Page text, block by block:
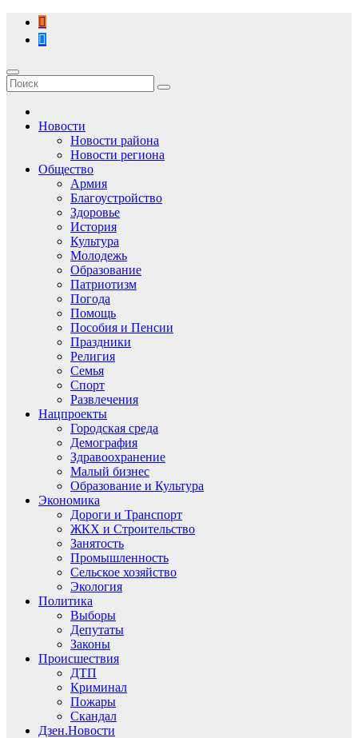
Перейти
содержимому
Новости
Новости района
Новости региона
Общество
Армия
Благоустройство
Здоровье
История
Культура
Молодежь
Образование
Патриотизм
Погода
Помощь
Пособия и Пенсии
Праздники
Религия
Семья
Спорт
Развлечения
Нацпроекты
Городская среда
Демография
Здравоохранение
Малый бизнес
Образование и Культура
Экономика
Дороги и Транспорт
ЖКХ и Строительство
Занятость
Промышленность
Сельское хозяйство
Экология
Политика
Выборы
Депутаты
Законы
Происшествия
ДТП
Криминал
Пожары
Скандал
Дзен.Новости